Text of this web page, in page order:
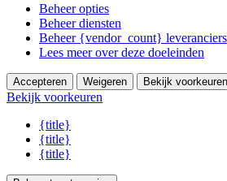
Beheer opties
Beheer diensten
Beheer {vendor_count} leveranciers
Lees meer over deze doeleinden
Accepteren Weigeren Bekijk voorkeuren
Bekijk voorkeuren
{title}
{title}
{title}